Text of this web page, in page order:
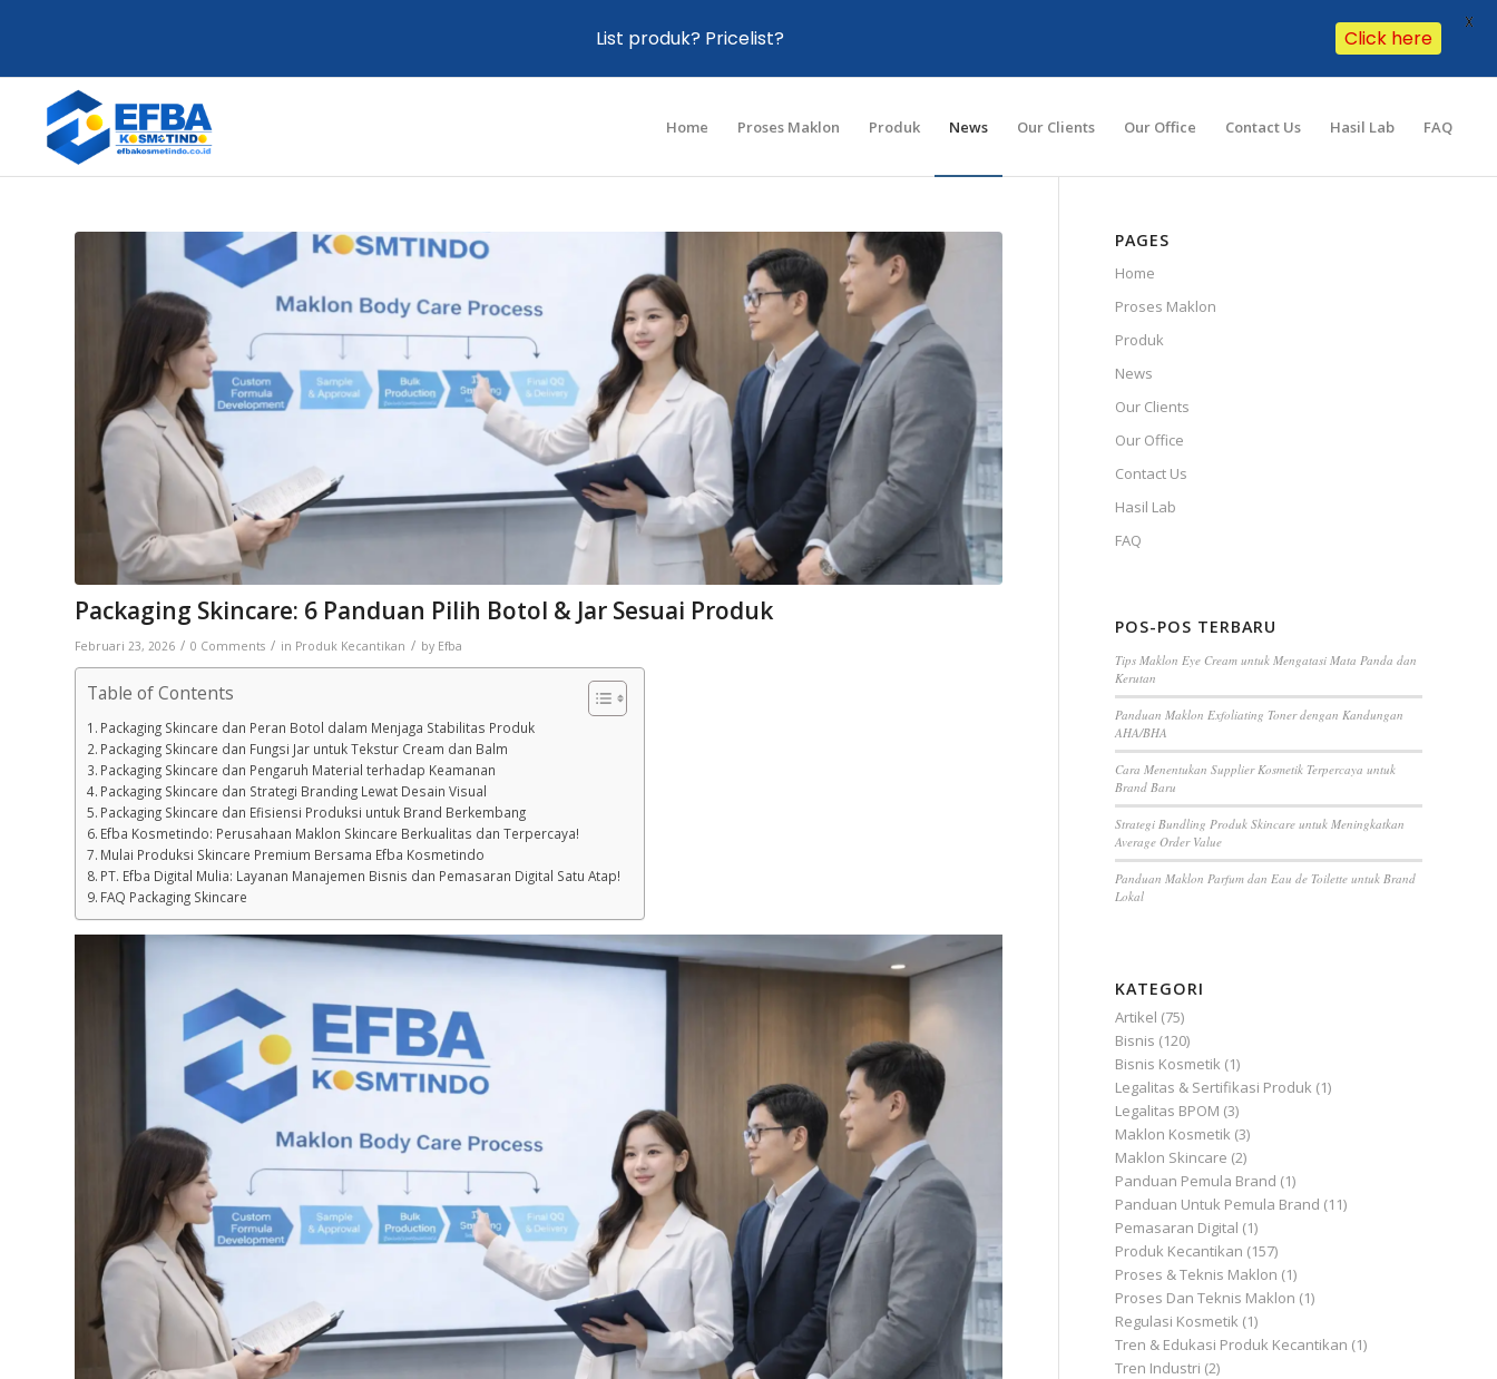
Home Proses Maklon Produk News Our Clients Our Office Contact Us Hasil Lab FAQ
Packaging Skincare: 6 Panduan Pilih Botol & Jar Sesuai Produk
Februari 23, 2026 / 0 Comments / in Produk Kecantikan / by Efba
Table of Contents
Packaging Skincare dan Peran Botol dalam Menjaga Stabilitas Produk
Packaging Skincare dan Fungsi Jar untuk Tekstur Cream dan Balm
Packaging Skincare dan Pengaruh Material terhadap Keamanan
Packaging Skincare dan Strategi Branding Lewat Desain Visual
Packaging Skincare dan Efisiensi Produksi untuk Brand Berkembang
Efba Kosmetindo: Perusahaan Maklon Skincare Berkualitas dan Terpercaya!
Mulai Produksi Skincare Premium Bersama Efba Kosmetindo
PT. Efba Digital Mulia: Layanan Manajemen Bisnis dan Pemasaran Digital Satu Atap!
FAQ Packaging Skincare
PAGES
Home
Proses Maklon
Produk
News
Our Clients
Our Office
Contact Us
Hasil Lab
FAQ
POS-POS TERBARU
Tips Maklon Eye Cream untuk Mengatasi Mata Panda dan
Kerutan
Panduan Maklon Exfoliating Toner dengan Kandungan
AHA/BHA
Cara Menentukan Supplier Kosmetik Terpercaya untuk
Brand Baru
Strategi Bundling Produk Skincare untuk Meningkatkan
Average Order Value
Panduan Maklon Parfum dan Eau de Toilette untuk Brand
Lokal
KATEGORI
Artikel (75)
Bisnis (120)
Bisnis Kosmetik (1)
Legalitas & Sertifikasi Produk (1)
Legalitas BPOM (3)
Maklon Kosmetik (3)
Maklon Skincare (2)
Panduan Pemula Brand (1)
Panduan Untuk Pemula Brand (11)
Pemasaran Digital (1)
Produk Kecantikan (157)
Proses & Teknis Maklon (1)
Proses Dan Teknis Maklon (1)
Regulasi Kosmetik (1)
Tren & Edukasi Produk Kecantikan (1)
Tren Industri (2)
List produk? Pricelist? Click here
X